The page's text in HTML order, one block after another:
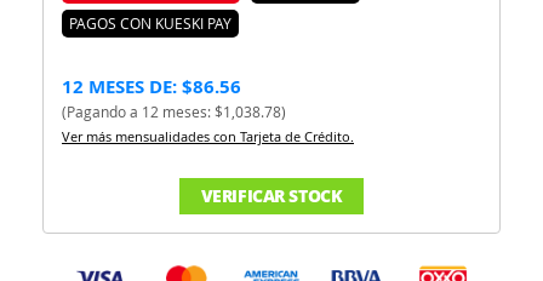
PAGOS CON KUESKI PAY
12 MESES DE: $86.56
(Pagando a 12 meses: $1,038.78)
Ver más mensualidades con Tarjeta de Crédito.
VERIFICAR STOCK